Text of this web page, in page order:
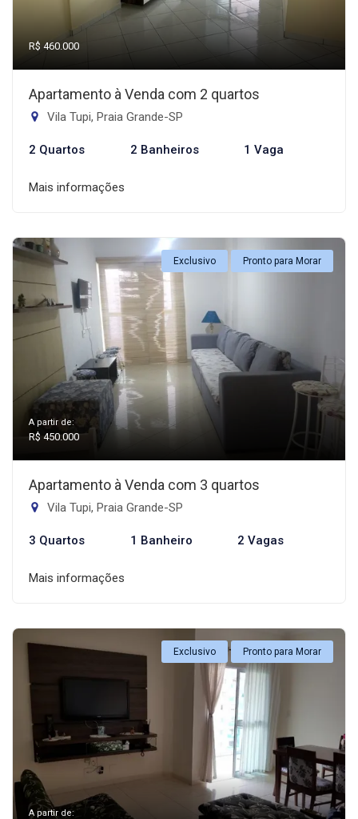
R$ 460.000
Apartamento à Venda com 2 quartos
Vila Tupi, Praia Grande-SP
2 Quartos 2 Banheiros 1 Vaga
Mais informações
Exclusivo Pronto para Morar
A partir de:
R$ 450.000
Apartamento à Venda com 3 quartos
Vila Tupi, Praia Grande-SP
3 Quartos 1 Banheiro 2 Vagas
Mais informações
Exclusivo Pronto para Morar
A partir de: